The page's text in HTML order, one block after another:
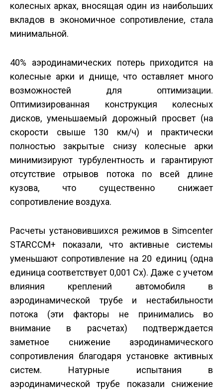
колесных арках, вносящая один из наибольших
вкладов в экономичное сопротивление, стала
минимальной.
40% аэродинамических потерь приходится на
колесные арки и днище, что оставляет много
возможностей для оптимизации.
Оптимизированная конструкция колесных
дисков, уменьшаемый дорожный просвет (на
скорости свыше 130 км/ч) и практически
полностью закрытые снизу колесные арки
минимизируют турбулентность и гарантируют
отсутствие отрывов потока по всей длине
кузова, что существенно снижает
сопротивление воздуха.
Расчеты установившихся режимов в Simcenter
STAR­CCM+ показали, что активные системы
уменьшают сопротивление на 20 единиц (одна
единица соответствует 0,001 Cx). Даже с учетом
влияния креплений автомобиля в
аэродинамической трубе и нестабильности
потока (эти факторы не принимались во
внимание в расчетах) подтверждается
заметное снижение аэродинамического
сопротивления благодаря установке активных
систем. Натурные испытания в
аэродинамической трубе показали снижение